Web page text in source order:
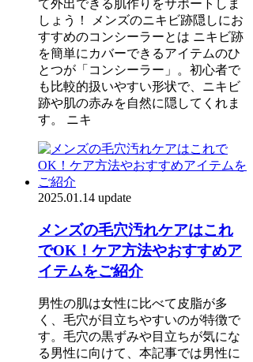
て外出できる肌作りをサポートしま
しょう！ メンズのニキビ跡隠しにお
すすめのコンシーラーとは ニキビ跡
を簡単にカバーできるアイテムのひ
とつが「コンシーラー」。初心者で
も比較的扱いやすい形状で、ニキビ
跡や肌の赤みを自然に隠してくれま
す。 ニキ
2025.01.14 update
メンズの毛穴汚れケアはこれ
でOK！ケア方法やおすすめア
イテムをご紹介
男性の肌は女性に比べて皮脂が多
く、毛穴が目立ちやすいのが特徴で
す。毛穴の黒ずみや目立ちが気にな
る男性に向けて、本記事では男性に